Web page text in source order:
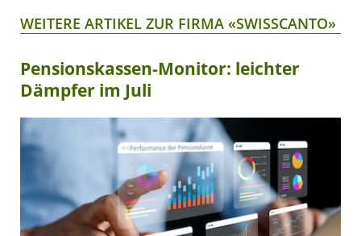
WEITERE ARTIKEL ZUR FIRMA «SWISSCANTO»
Pensionskassen-Monitor: leichter
Dämpfer im Juli